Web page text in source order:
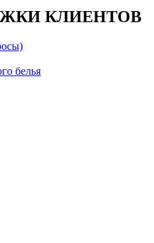
КЛИЕНТОВ
белья